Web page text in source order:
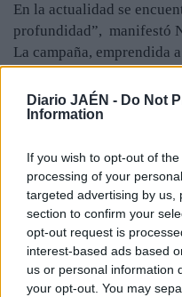
Diario JAÉN - Do Not
Information
If you wish to opt-out of
processing of your
targeted advertising by us,
section to confirm your
opt-out request is
interest-based ads based
us or personal information
your opt-out. You may
En la actualidad se
profundidad”, manifestó
La campaña, emprendida
julio, ha dejado
aunque con importante
interpretar la vida en la
posterioridad el
Así, junto a las ocho
Norte encontradas
se suma una fosa con
presumiblemente
bajo un ladrillo, se
olvidada a finales del